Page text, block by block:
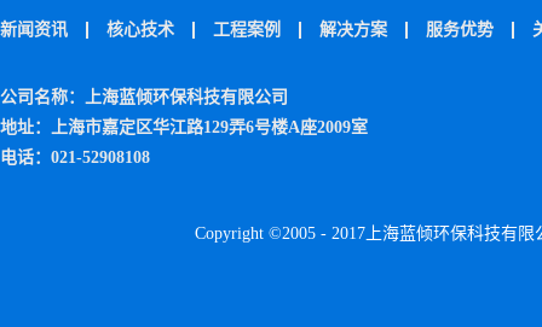
新闻资讯 核心技术 工程案例 解决方案 服务优势
公司名称：上海蓝倾环保科技有限公司
地址：上海市嘉定区华江路129弄6号楼A座2009室
电话：021-52908108
Copyright ©2005 - 2017上海蓝倾环保科技有限